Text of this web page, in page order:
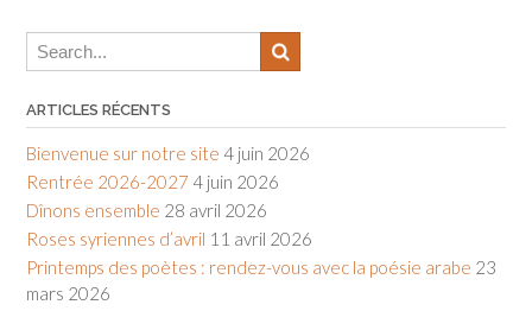
ARTICLES RÉCENTS
Bienvenue sur notre site 4 juin 2026
Rentrée 2026-2027 4 juin 2026
Dînons ensemble 28 avril 2026
Roses syriennes d’avril 11 avril 2026
Printemps des poètes : rendez-vous avec la poésie arabe 23
mars 2026